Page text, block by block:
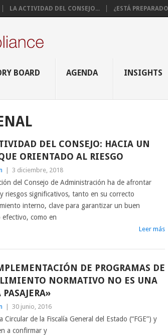
LA ACTIVIDAD DEL CONSEJO... ¿ESTÁ
BOARD AGENDA INSIGHTS
DEL CONSEJO: HACIA UN
ORIENTADO AL RIESGO
3 diciembre, 2018
del Consejo de Administración ha de afrontar
riesgos significativos, tanto en su correcto
interno, clave para garantizar un buen
efectivo, como en
Leer más
DE PROGRAMAS DE
NORMATIVO NO ES UNA
30 junio, 2016
de la Fiscalía General del Estado (“FGE”) y
a confirmar y